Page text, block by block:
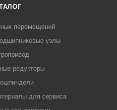
перемещений
узлы
редукторы
для сервиса